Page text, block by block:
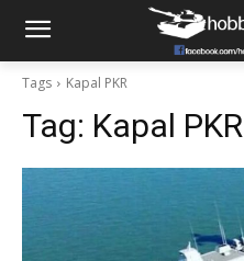
Tags Kapal PKR
Tag: Kapal PKR